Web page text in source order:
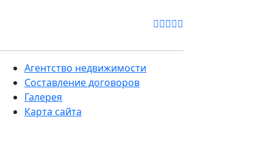
Агентство недвижимости
Составление договоров
Галерея
Карта сайта